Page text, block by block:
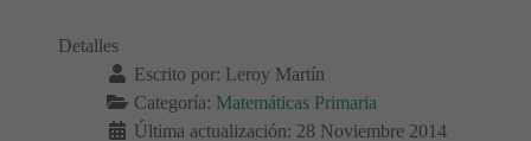
Detalles
Escrito por: Leroy Martín
Categoría: Matemáticas Primaria
Última actualización: 28 Noviembre 2014